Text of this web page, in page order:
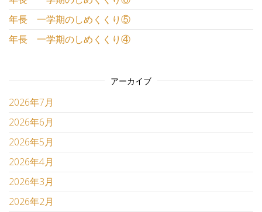
年長 一学期のしめくくり⑤
年長 一学期のしめくくり④
アーカイブ
2026年7月
2026年6月
2026年5月
2026年4月
2026年3月
2026年2月